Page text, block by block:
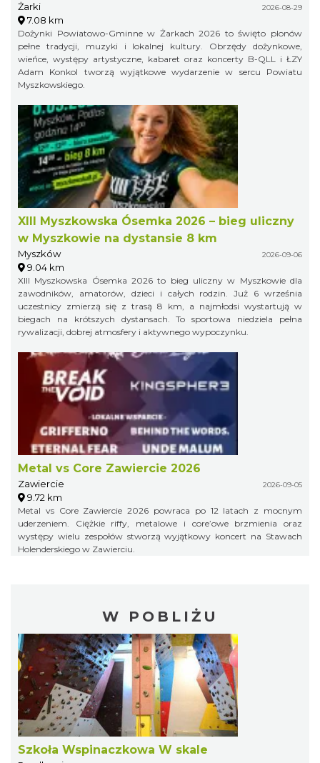
Żarki 2026-08-29
7.08 km
Dożynki Powiatowo-Gminne w Żarkach 2026 to święto plonów
pełne tradycji, muzyki i lokalnej kultury. Obrzędy dożynkowe,
wieńce, występy artystyczne, kabaret oraz koncerty B-QLL i ŁZY
Adam Konkol tworzą wyjątkowe wydarzenie w sercu Powiatu
Myszkowskiego.
XIII Myszkowska Ósemka 2026 – bieg uliczny
w Myszkowie na dystansie 8 km
Myszków 2026-09-06
9.04 km
XIII Myszkowska Ósemka 2026 to bieg uliczny w Myszkowie dla
zawodników, amatorów, dzieci i całych rodzin. Już 6 września
uczestnicy zmierzą się z trasą 8 km, a najmłodsi wystartują w
biegach na krótszych dystansach. To sportowa niedziela pełna
rywalizacji, dobrej atmosfery i aktywnego wypoczynku.
Metal vs Core Zawiercie 2026
Zawiercie 2026-09-05
9.72 km
Metal vs Core Zawiercie 2026 powraca po 12 latach z mocnym
uderzeniem. Ciężkie riffy, metalowe i core’owe brzmienia oraz
występy wielu zespołów stworzą wyjątkowy koncert na Stawach
Holenderskiego w Zawierciu.
W POBLIŻU
Szkoła Wspinaczkowa W skale